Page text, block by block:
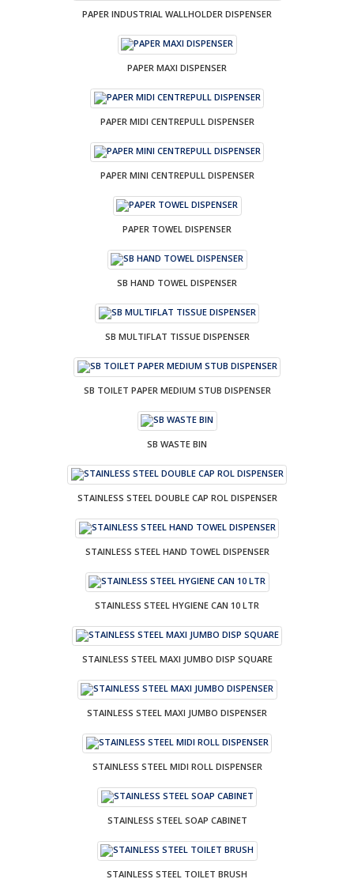
PAPER INDUSTRIAL WALLHOLDER DISPENSER
PAPER MAXI DISPENSER
PAPER MIDI CENTREPULL DISPENSER
PAPER MINI CENTREPULL DISPENSER
PAPER TOWEL DISPENSER
SB HAND TOWEL DISPENSER
SB MULTIFLAT TISSUE DISPENSER
SB TOILET PAPER MEDIUM STUB DISPENSER
SB WASTE BIN
STAINLESS STEEL DOUBLE CAP ROL DISPENSER
STAINLESS STEEL HAND TOWEL DISPENSER
STAINLESS STEEL HYGIENE CAN 10 LTR
STAINLESS STEEL MAXI JUMBO DISP SQUARE
STAINLESS STEEL MAXI JUMBO DISPENSER
STAINLESS STEEL MIDI ROLL DISPENSER
STAINLESS STEEL SOAP CABINET
STAINLESS STEEL TOILET BRUSH